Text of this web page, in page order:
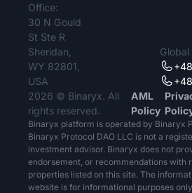
Office:
30 N Gould
St Ste R
Sheridan,
WY 82801,
USA
Global
2026 © Binaryx. All
rights reserved.
AML
Policy
Binaryx platform is operated by Binaryx
Binaryx Protocol DAO LLC is not a
investment advisor. Binaryx does not
endorsement, or recommendations with
properties listed on this site. The
website is for informational purposes